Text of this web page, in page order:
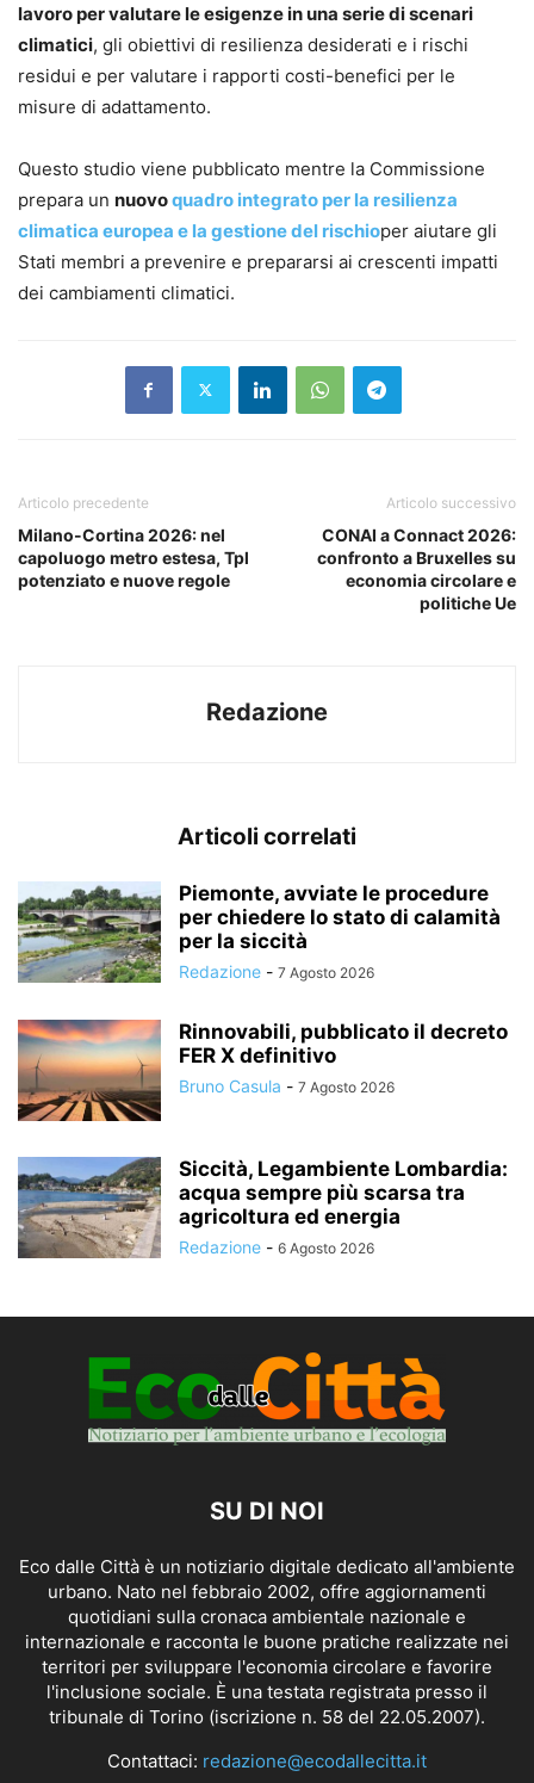
lavoro per valutare le esigenze in una serie di scenari
climatici, gli obiettivi di resilienza desiderati e i rischi
residui e per valutare i rapporti costi-benefici per le
misure di adattamento.
Questo studio viene pubblicato mentre la Commissione
prepara un nuovoquadro integrato per la resilienza
climatica europea e la gestione del rischioper aiutare gli
Stati membri a prevenire e prepararsi ai crescenti impatti
dei cambiamenti climatici.
Articolo precedente
Milano-Cortina 2026: nel
capoluogo metro estesa, Tpl
potenziato e nuove regole
Articolo successivo
CONAI a Connact 2026:
confronto a Bruxelles su
economia circolare e
politiche Ue
Redazione
Articoli correlati
Piemonte, avviate le procedure
per chiedere lo stato di calamità
per la siccità
Redazione - 7 Agosto 2026
Rinnovabili, pubblicato il decreto
FER X definitivo
Bruno Casula - 7 Agosto 2026
Siccità, Legambiente Lombardia:
acqua sempre più scarsa tra
agricoltura ed energia
Redazione - 6 Agosto 2026
SU DI NOI
Eco dalle Città è un notiziario digitale dedicato all'ambiente
urbano. Nato nel febbraio 2002, offre aggiornamenti
quotidiani sulla cronaca ambientale nazionale e
internazionale e racconta le buone pratiche realizzate nei
territori per sviluppare l'economia circolare e favorire
l'inclusione sociale. È una testata registrata presso il
tribunale di Torino (iscrizione n. 58 del 22.05.2007).
Contattaci: redazione@ecodallecitta.it